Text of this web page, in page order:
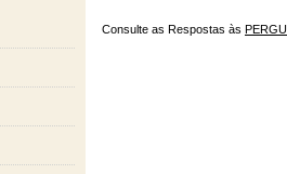
Consulte as Respostas às